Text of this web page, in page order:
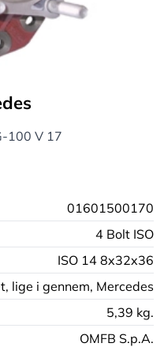
100 V 17
01601500170
4 Bolt ISO
ISO 14 8x32x36
lige i gennem, Mercedes
5,39 kg.
OMFB S.p.A.